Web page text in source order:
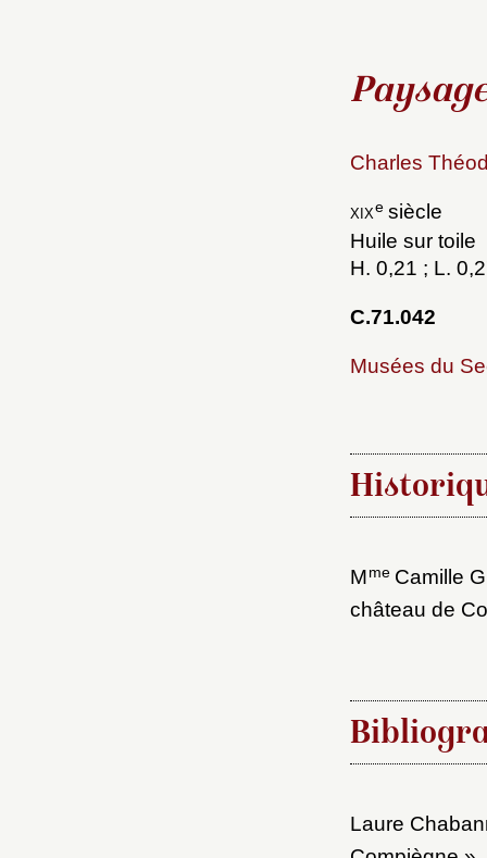
Charles
xixesiècle
Huile sur toile
H. 0,21 ; L.
C.71.042
Musées du
MmeCamille
château de
Laure